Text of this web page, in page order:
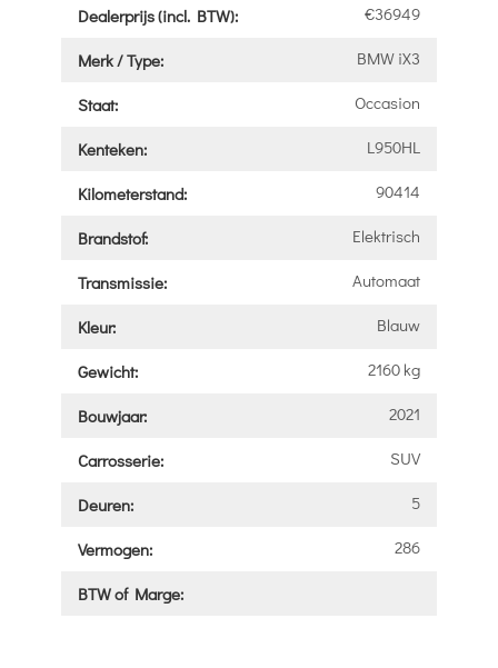
Dealerprijs (incl. BTW): €36949
Merk / Type: BMW iX3
Staat: Occasion
Kenteken: L950HL
Kilometerstand: 90414
Brandstof: Elektrisch
Transmissie: Automaat
Kleur: Blauw
Gewicht: 2160 kg
Bouwjaar: 2021
Carrosserie: SUV
Deuren: 5
Vermogen: 286
BTW of Marge: